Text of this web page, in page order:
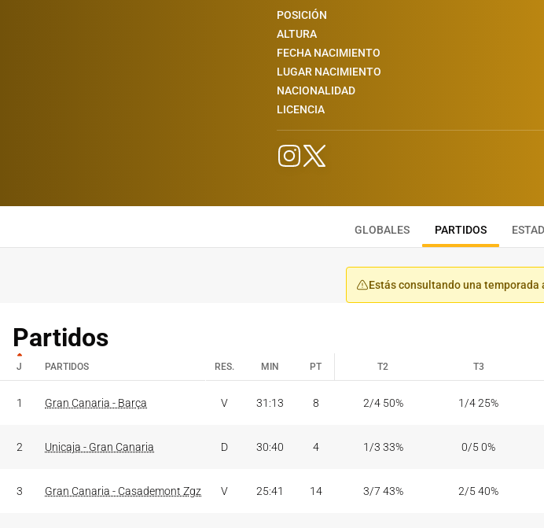
POSICIÓN
ALTURA
FECHA NACIMIENTO
LUGAR NACIMIENTO
NACIONALIDAD
LICENCIA
GLOBALES PARTIDOS
Estás consultando una temporada
Partidos
J PARTIDOS RES. MIN PT T2 T3
1 Gran Canaria - Barça V 31:13 8 2/4 50% 1/4 25%
2 Unicaja - Gran Canaria D 30:40 4 1/3 33% 0/5 0%
3 Gran Canaria - Casademont Zgz V 25:41 14 3/7 43% 2/5 40%